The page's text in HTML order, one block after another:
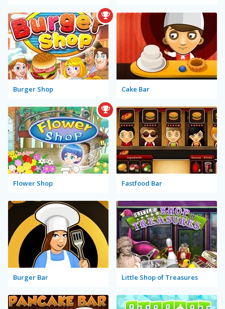
Burger Shop Cake Bar
Flower Shop Fastfood Bar
Burger Bar Little Shop of Treasures